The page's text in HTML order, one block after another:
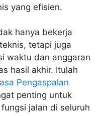
yang efisien.
hanya bekerja
tetapi juga
waktu dan anggaran
hasil akhir. Itulah
Pengaspalan
penting untuk
jalan di seluruh